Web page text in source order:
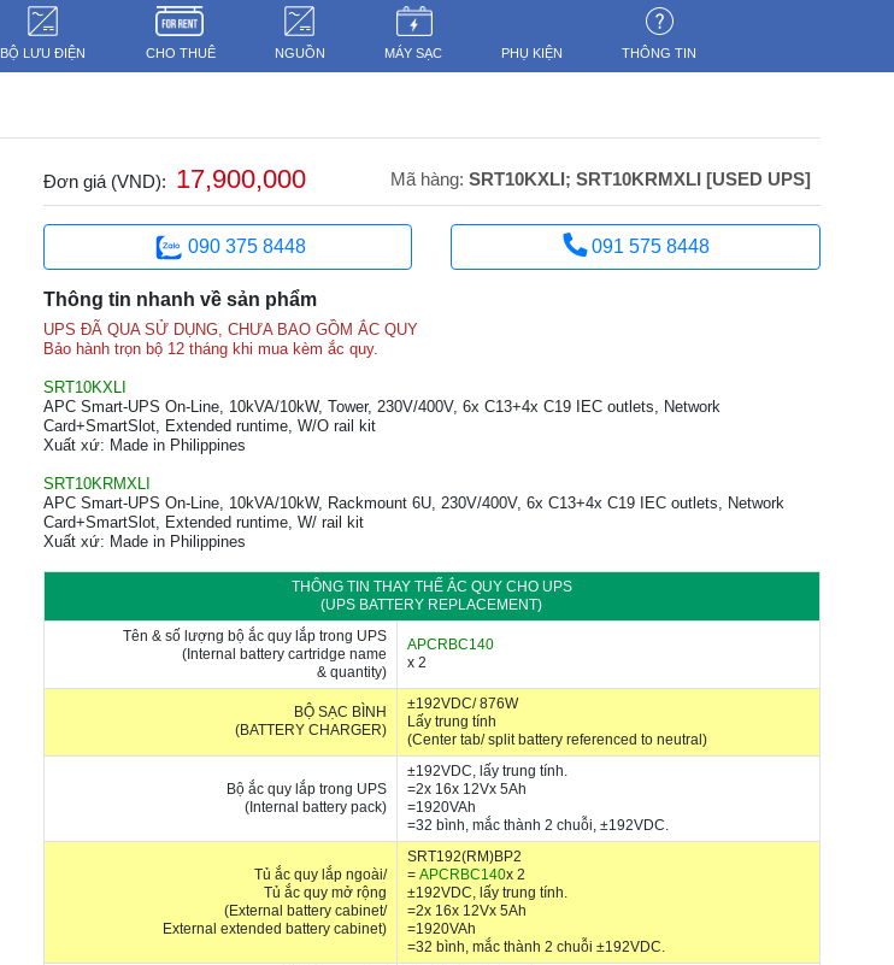
BỘ LƯU ĐIỆN CHO THUÊ NGUỒN MÁY SẠC PHỤ KIỆN THÔNG TIN
Đơn giá (VND): 17,900,000 Mã hàng: SRT10KXLI; SRT10KRMXLI [USED UPS]
090 375 8448 091 575 8448
Thông tin nhanh về sản phẩm
UPS ĐÃ QUA SỬ DỤNG, CHƯA BAO GỒM ẮC QUY
Bảo hành trọn bộ 12 tháng khi mua kèm ắc quy.
SRT10KXLI
APC Smart-UPS On-Line, 10kVA/10kW, Tower, 230V/400V, 6x C13+4x C19 IEC outlets, Network
Card+SmartSlot, Extended runtime, W/O rail kit
Xuất xứ: Made in Philippines
SRT10KRMXLI
APC Smart-UPS On-Line, 10kVA/10kW, Rackmount 6U, 230V/400V, 6x C13+4x C19 IEC outlets, Network
Card+SmartSlot, Extended runtime, W/ rail kit
Xuất xứ: Made in Philippines
THÔNG TIN THAY THẾ ẮC QUY CHO UPS
(UPS BATTERY REPLACEMENT)
Tên & số lượng bộ ắc quy lắp trong UPS
(Internal battery cartridge name
& quantity)
APCRBC140
x 2
BỘ SẠC BÌNH
(BATTERY CHARGER)
±192VDC/ 876W
Lấy trung tính
(Center tab/ split battery referenced to neutral)
Bộ ắc quy lắp trong UPS
(Internal battery pack)
±192VDC, lấy trung tính.
=2x 16x 12Vx 5Ah
=1920VAh
=32 bình, mắc thành 2 chuỗi, ±192VDC.
Tủ ắc quy lắp ngoài/
Tủ ắc quy mở rộng
(External battery cabinet/
External extended battery cabinet)
SRT192(RM)BP2
= APCRBC140x 2
±192VDC, lấy trung tính.
=2x 16x 12Vx 5Ah
=1920VAh
=32 bình, mắc thành 2 chuỗi ±192VDC.